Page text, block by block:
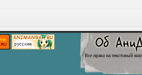
Все права на текстовый